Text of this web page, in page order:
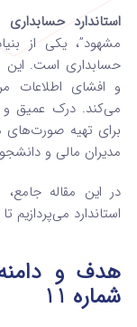
استاندارد حسابداری
مشهود”، یکی از
حسابداری است. این
و افشای اطلاعات
می‌کند. درک عمیق
برای تهیه صورت‌های
مدیران مالی و
در این مقاله
استاندارد می‌پردازیم
هدف و دامنه
شماره 11